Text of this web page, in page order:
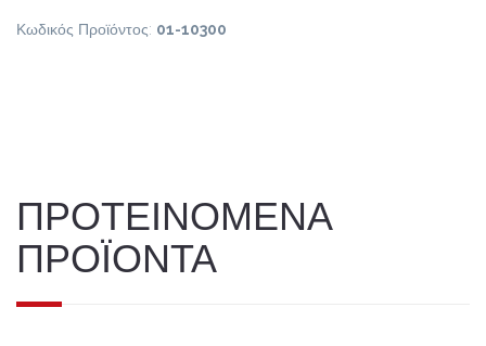
Κωδικός Προϊόντος: 01-10300
ΠΡΟΤΕΙΝΟΜΕΝΑ
ΠΡΟΪΟΝΤΑ